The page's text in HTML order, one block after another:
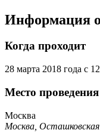
Информация
Когда проходит
28 марта 2018 года с
Место проведения
Москва
Москва,